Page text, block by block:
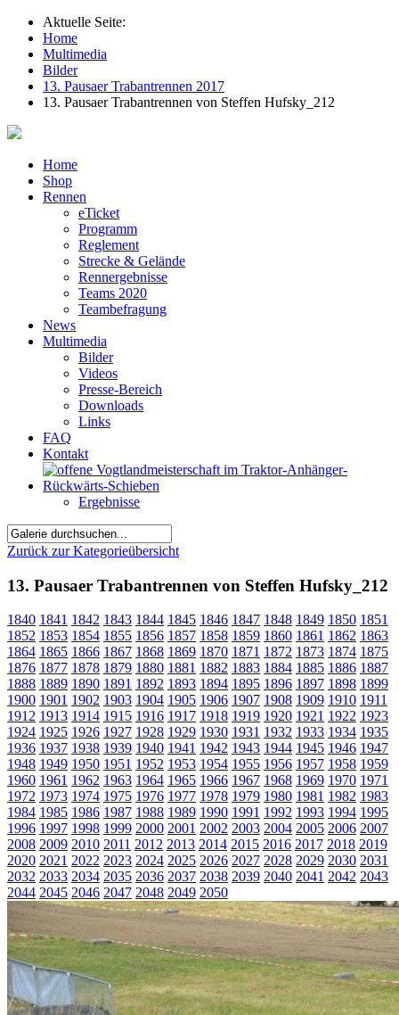
Aktuelle Seite:
Home
Multimedia
Bilder
13. Pausaer Trabantrennen 2017
13. Pausaer Trabantrennen von Steffen Hufsky_212
Home
Shop
Rennen
eTicket
Programm
Reglement
Strecke & Gelände
Rennergebnisse
Teams 2020
Teambefragung
News
Multimedia
Bilder
Videos
Presse-Bereich
Downloads
Links
FAQ
Kontakt
Ergebnisse
Zurück zur Kategorieübersicht
13. Pausaer Trabantrennen von Steffen Hufsky_212
1840 1841 1842 1843 1844 1845 1846 1847 1848 1849 1850 1851
1852 1853 1854 1855 1856 1857 1858 1859 1860 1861 1862 1863
1864 1865 1866 1867 1868 1869 1870 1871 1872 1873 1874 1875
1876 1877 1878 1879 1880 1881 1882 1883 1884 1885 1886 1887
1888 1889 1890 1891 1892 1893 1894 1895 1896 1897 1898 1899
1900 1901 1902 1903 1904 1905 1906 1907 1908 1909 1910 1911
1912 1913 1914 1915 1916 1917 1918 1919 1920 1921 1922 1923
1924 1925 1926 1927 1928 1929 1930 1931 1932 1933 1934 1935
1936 1937 1938 1939 1940 1941 1942 1943 1944 1945 1946 1947
1948 1949 1950 1951 1952 1953 1954 1955 1956 1957 1958 1959
1960 1961 1962 1963 1964 1965 1966 1967 1968 1969 1970 1971
1972 1973 1974 1975 1976 1977 1978 1979 1980 1981 1982 1983
1984 1985 1986 1987 1988 1989 1990 1991 1992 1993 1994 1995
1996 1997 1998 1999 2000 2001 2002 2003 2004 2005 2006 2007
2008 2009 2010 2011 2012 2013 2014 2015 2016 2017 2018 2019
2020 2021 2022 2023 2024 2025 2026 2027 2028 2029 2030 2031
2032 2033 2034 2035 2036 2037 2038 2039 2040 2041 2042 2043
2044 2045 2046 2047 2048 2049 2050